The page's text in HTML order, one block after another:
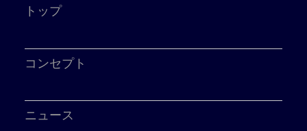
トップ
コンセプト
ニュース